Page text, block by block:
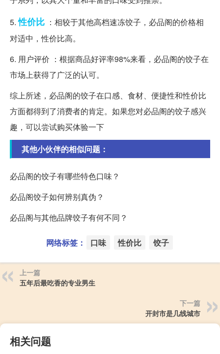
5.性价比 ：相较于其他高档速冻饺子，必品阁的价格相
对适中，性价比高。
6. 用户评价 ：根据商品好评率98%来看，必品阁的饺子在
市场上获得了广泛的认可。
综上所述，必品阁的饺子在口感、食材、便捷性和性价比
方面都得到了消费者的肯定。如果您对必品阁的饺子感兴
趣，可以尝试购买体验一下
其他小伙伴的相似问题：
必品阁的饺子有哪些特色口味？
必品阁饺子如何辨别真伪？
必品阁与其他品牌饺子有何不同？
网络标签： 口味 性价比 饺子
上一篇
五年后最吃香的专业男生
下一篇
开封市是几线城市
相关问题